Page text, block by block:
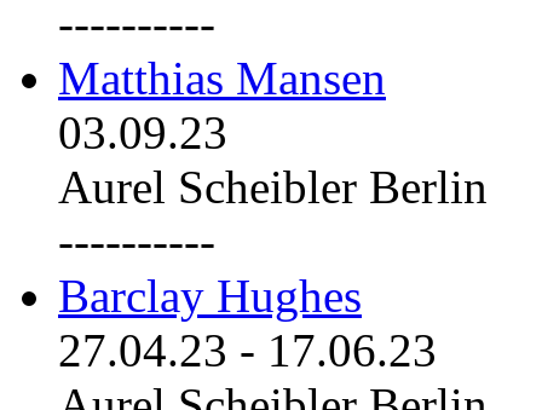
----------
Matthias Mansen
03.09.23
Aurel Scheibler Berlin
----------
Barclay Hughes
27.04.23 - 17.06.23